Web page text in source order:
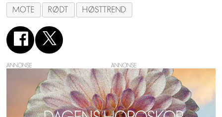
MOTE RØDT HØSTTREND
ANNONSE